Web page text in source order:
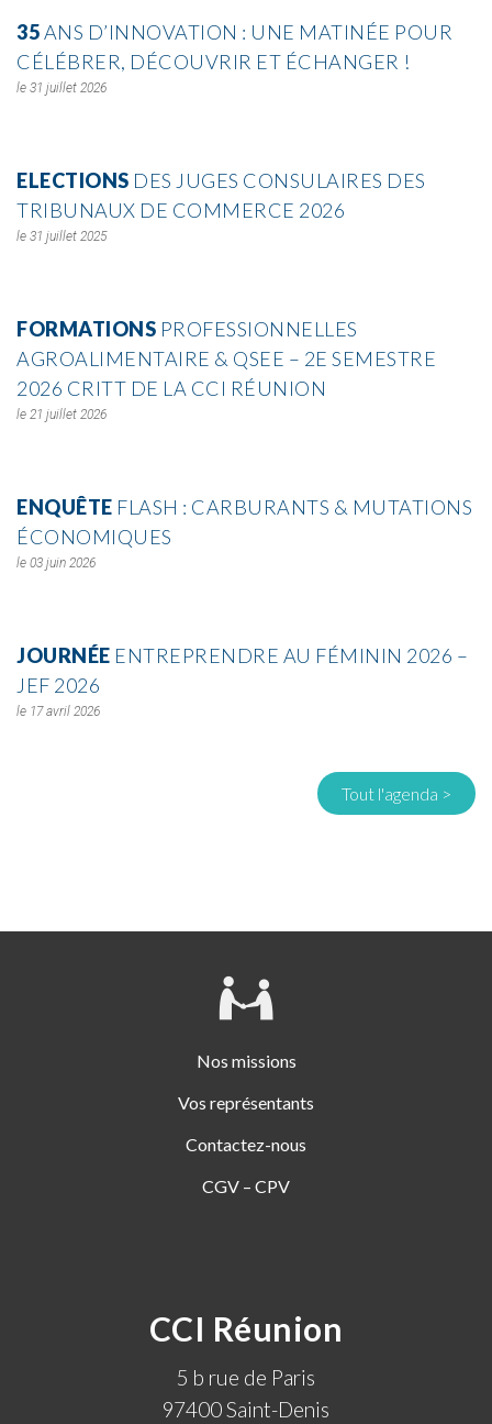
35ANS D’INNOVATION : UNE MATINÉE POUR
CÉLÉBRER, DÉCOUVRIR ET ÉCHANGER !
31 juillet 2026
ELECTIONS DES JUGES CONSULAIRES DES
TRIBUNAUX DE COMMERCE 2026
31 juillet 2025
FORMATIONS PROFESSIONNELLES
AGROALIMENTAIRE & QSEE – 2E SEMESTRE
2026 CRITT DE LA CCI RÉUNION
21 juillet 2026
ENQUÊTE FLASH : CARBURANTS & MUTATIONS
ÉCONOMIQUES
03 juin 2026
JOURNÉE ENTREPRENDRE AU FÉMININ 2026 –
JEF 2026
17 avril 2026
Tout l'agenda >
Nos missions
Vos représentants
Contactez-nous
CGV – CPV
CCI Réunion
5 b rue de Paris
97400 Saint-Denis